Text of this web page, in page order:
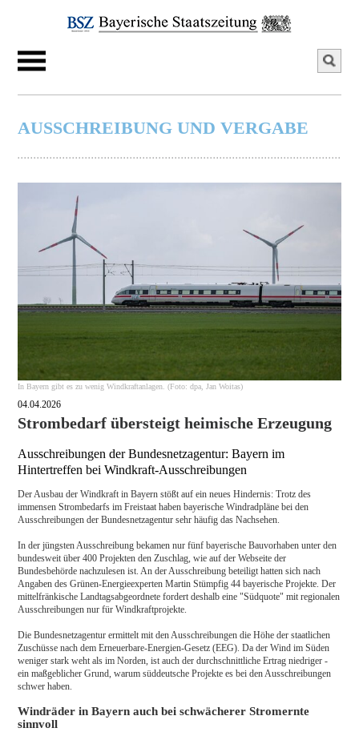
AUSSCHREIBUNG UND VERGABE
In Bayern gibt es zu wenig Windkraftanlagen. (Foto: dpa, Jan Woitas)
04.04.2026
Strombedarf übersteigt heimische Erzeugung
Ausschreibungen der Bundesnetzagentur: Bayern im
Hintertreffen bei Windkraft-Ausschreibungen
Der Ausbau der Windkraft in Bayern stößt auf ein neues Hindernis: Trotz des
immensen Strombedarfs im Freistaat haben bayerische Windradpläne bei den
Ausschreibungen der Bundesnetzagentur sehr häufig das Nachsehen.
In der jüngsten Ausschreibung bekamen nur fünf bayerische Bauvorhaben unter den
bundesweit über 400 Projekten den Zuschlag, wie auf der Webseite der
Bundesbehörde nachzulesen ist. An der Ausschreibung beteiligt hatten sich nach
Angaben des Grünen-Energieexperten Martin Stümpfig 44 bayerische Projekte. Der
mittelfränkische Landtagsabgeordnete fordert deshalb eine "Südquote" mit regionalen
Ausschreibungen nur für Windkraftprojekte.
Die Bundesnetzagentur ermittelt mit den Ausschreibungen die Höhe der staatlichen
Zuschüsse nach dem Erneuerbare-Energien-Gesetz (EEG). Da der Wind im Süden
weniger stark weht als im Norden, ist auch der durchschnittliche Ertrag niedriger -
ein maßgeblicher Grund, warum süddeutsche Projekte es bei den Ausschreibungen
schwer haben.
Windräder in Bayern auch bei schwächerer Stromernte
sinnvoll